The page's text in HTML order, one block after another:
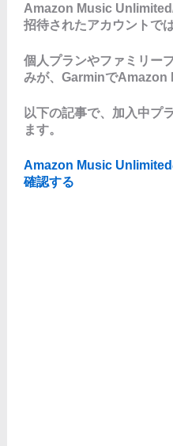
Amazon Music
招待されたアカウントで
個人プランやファミリー
みが、GarminでAmazon
以下の記事で、加入中プ
ます。
Amazon Music Unlimited
確認する